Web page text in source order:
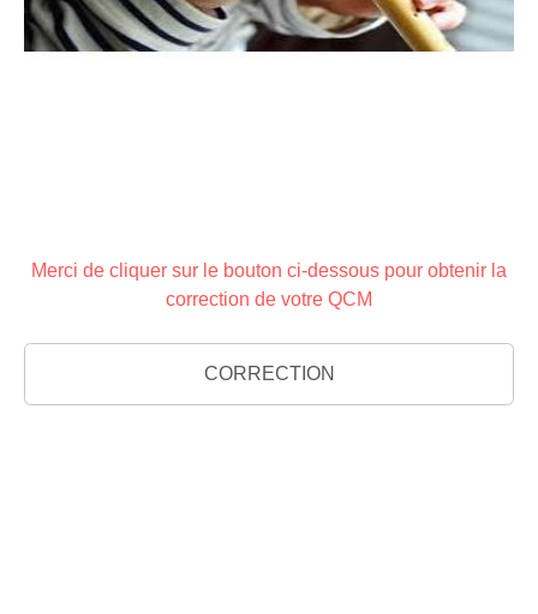
Merci de cliquer sur le bouton ci-dessous pour obtenir la
correction de votre QCM